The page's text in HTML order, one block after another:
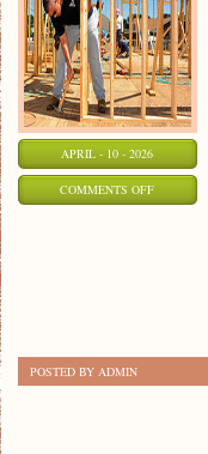
APRIL - 10 - 2026
COMMENTS OFFON
POSTED BY ADMIN